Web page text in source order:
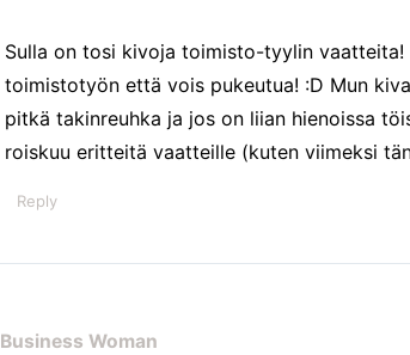
Sulla on tosi kivoja toimisto-tyylin vaatteita!
toimistotyön että vois pukeutua! :D Mun
pitkä takinreuhka ja jos on liian hienoissa
roiskuu eritteitä vaatteille (kuten viimeksi
Reply
Business Woman